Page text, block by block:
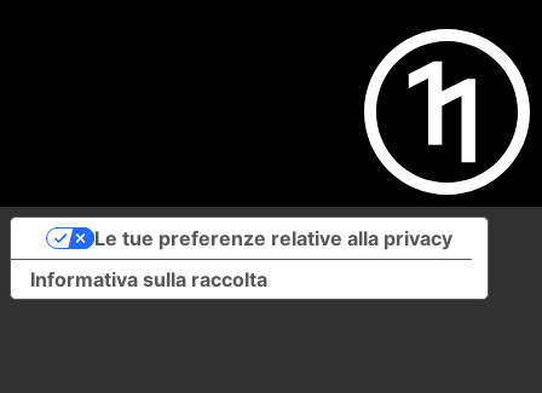
Informativa sulla raccolta
Le tue preferenze relative alla privacy